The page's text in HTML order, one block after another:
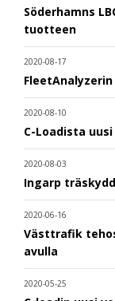
Söderhamns
tuotteen
2020-08-17
2020-08-10
C-Loadista
2020-08-03
Ingarp
2020-06-16
Västtrafik
avulla
2020-05-25